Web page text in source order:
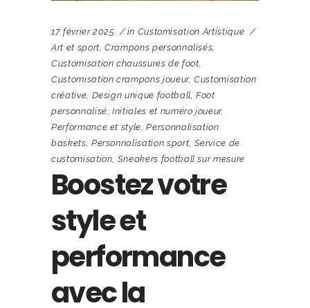
17 février 2025 in Customisation Artistique
Art et sport ,Crampons personnalisés
Customisation chaussures de foot
Customisation crampons joueur,Customisation
créative Design unique football ,Foot
personnalisé ,Initiales et numéro joueur,
Performance et style ,Personnalisation
baskets Personnalisation sport Service de
customisation Sneakers football sur mesure
Boostez votre
style et
performance
avec la